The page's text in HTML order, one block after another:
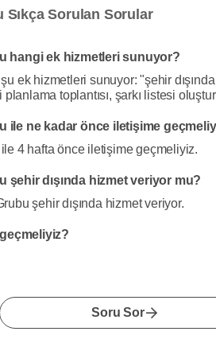
Sıkça Sorulan Sorular
hangi ek hizmetleri sunuyor?
ek hizmetleri sunuyor: "şehir
toplantısı, şarkı listesi
ile ne kadar önce iletişime
4 hafta önce iletişime geçmeliyiz.
şehir dışında hizmet veriyor mu?
şehir dışında hizmet veriyor.
Soru Sor